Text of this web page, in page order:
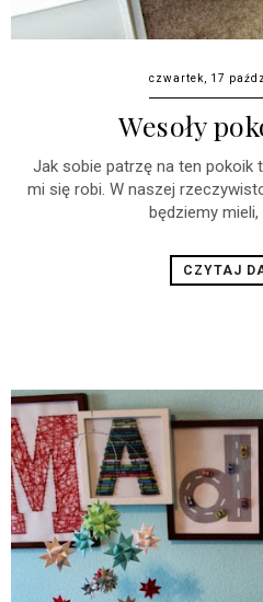
czwartek, 17
Wesoły
Jak sobie patrzę na ten pokoik
mi się robi. W naszej
będziemy mieli,
CZYTAJ